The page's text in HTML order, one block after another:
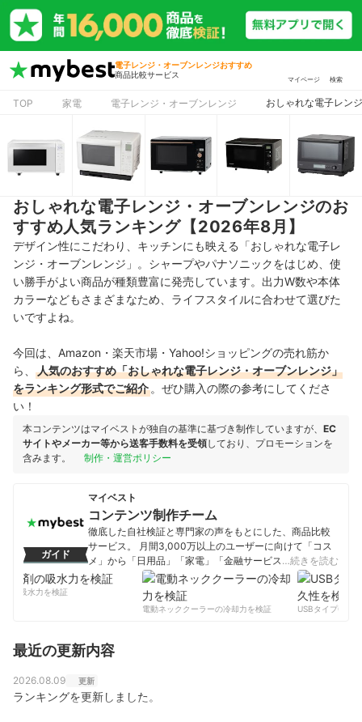
電子レンジ・オーブンレンジおすすめ
商品比較サービス
マイページ 検索
TOP 家電 電子レンジ・オーブンレンジ おしゃれな電子レン
おしゃれな電子レンジ・オーブンレンジのお
すすめ人気ランキング【2026年8月】
デザイン性にこだわり、キッチンにも映える「おしゃれな電子レ
ンジ・オーブンレンジ」。シャープやパナソニックをはじめ、使
い勝手がよい商品が種類豊富に発売しています。 出力W数や本体
カラーなどもさまざまなため、ライフスタイルに合わせて選びた
いですよね。
今回は、Amazon・楽天市場・Yahoo!ショッピングの売れ筋か
ら、
人気のおすすめ「おしゃれな電子レンジ・オーブンレンジ」
をランキング形式でご紹介 。ぜひ購入の際の参考にしてくださ
い！
本コンテンツはマイベストが独自の基準に基づき制作していますが、 EC
サイトやメーカー等から送客手数料を受領しており、プロモーションを
含みます。
制作・運営ポリシー
ガイド
マイベスト
コンテンツ制作チーム
徹底した自社検証と専門家の声をもとにした、商品比較
サービス。 月間3,000万以上のユーザーに向けて「コス
メ」から「日用品」「家電」「金融サービス」まで、ベ
ストな商品を選んでもらうために、毎日コンテンツを制
コンテンツ制作チームのプロフィール
…続きを読む
の吸水力を検証
電動ネッククーラーの冷却力を検証
USBタイプCケー
最近の更新内容
2026.08.09 更新
ランキングを更新しました。